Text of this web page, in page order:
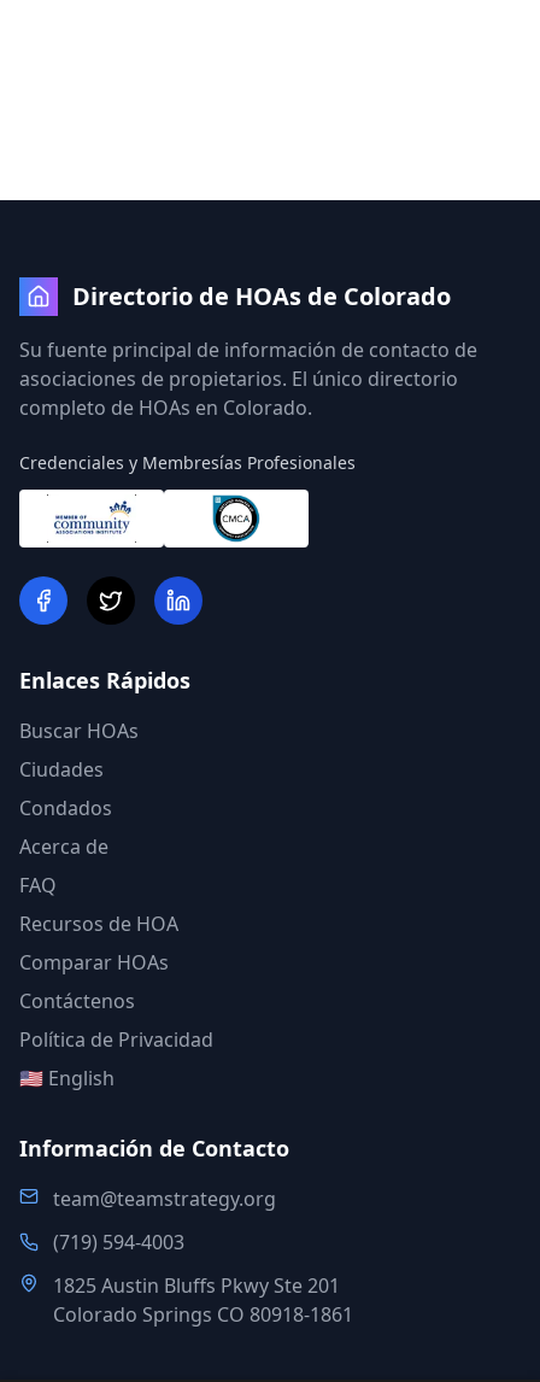
Directorio de HOAs de Colorado
Su fuente principal de información de contacto de
asociaciones de propietarios. El único directorio
completo de HOAs en Colorado.
Credenciales y Membresías Profesionales
Enlaces Rápidos
Buscar HOAs
Ciudades
Condados
Acerca de
FAQ
Recursos de HOA
Comparar HOAs
Contáctenos
Política de Privacidad
🇺🇸 English
Información de Contacto
team@teamstrategy.org
(719) 594-4003
1825 Austin Bluffs Pkwy Ste 201
Colorado Springs CO 80918-1861